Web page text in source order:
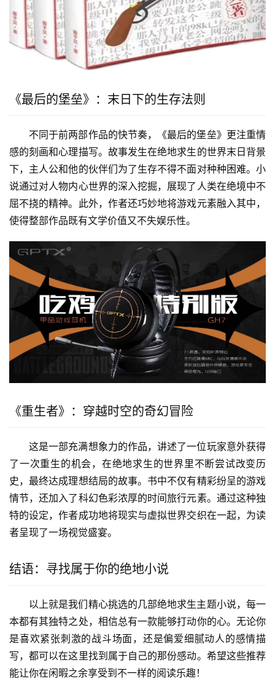
《最后的堡垒》：末日下的生存法则
不同于前两部作品的快节奏，《最后的堡垒》更注重情
感的刻画和心理描写。故事发生在绝地求生的世界末日背景
下，主人公和他的伙伴们为了生存不得不面对种种困难。小
说通过对人物内心世界的深入挖掘，展现了人类在绝境中不
屈不挠的精神。此外，作者还巧妙地将游戏元素融入其中，
使得整部作品既有文学价值又不失娱乐性。
《重生者》：穿越时空的奇幻冒险
这是一部充满想象力的作品，讲述了一位玩家意外获得
了一次重生的机会，在绝地求生的世界里不断尝试改变历
史，最终达成理想结局的故事。书中不仅有精彩纷呈的游戏
情节，还加入了科幻色彩浓厚的时间旅行元素。通过这种独
特的设定，作者成功地将现实与虚拟世界交织在一起，为读
者呈现了一场视觉盛宴。
结语：寻找属于你的绝地小说
以上就是我们精心挑选的几部绝地求生主题小说，每一
本都有其独特之处，相信总有一款能够打动你的心。无论你
是喜欢紧张刺激的战斗场面，还是偏爱细腻动人的感情描
写，都可以在这里找到属于自己的那份感动。希望这些推荐
能让你在闲暇之余享受到不一样的阅读乐趣！